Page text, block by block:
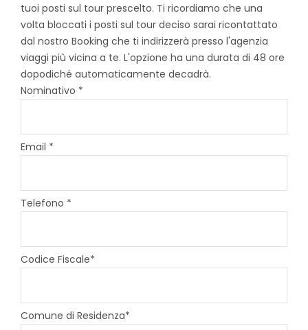
tuoi posti sul tour prescelto. Ti ricordiamo che una
volta bloccati i posti sul tour deciso sarai ricontattato
dal nostro Booking che ti indirizzerà presso l'agenzia
viaggi più vicina a te. L'opzione ha una durata di 48 ore
dopodiché automaticamente decadrà.
Nominativo *
Email *
Telefono *
Codice Fiscale*
Comune di Residenza*